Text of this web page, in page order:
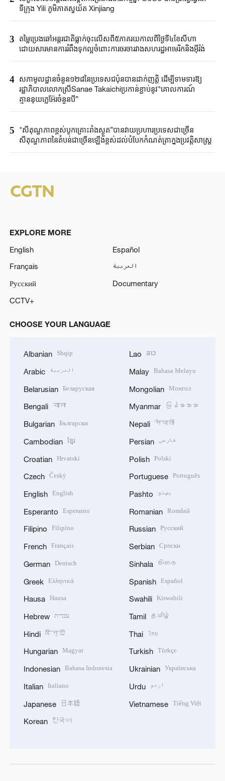
ទីក្រុង ​Yili ​ភូមិភាគ​ស្វយ័ត ​Xinjiang ​
3
តម្លៃប្រេងឆៅ​អន្តរជាតិ​ធ្លាក់ចុះលើសពី​៥ភាគរយ​កាលពី​ថ្ងៃទី៤ខែ​សីហា​
ដោយសារ​មានការរំពឹងទុក​ល្អ​ចំពោះ​ការចរចា​រវាង​សហរដ្ឋអាមេរិក​និងអ៊ីរ៉ង់​
4 សភាមូលដ្ឋានចំនួន១២៨នៃប្រទេសជប៉ុនបានដាក់ញត្តិ ដើម្បីទាមទារឱ្យ
រដ្ឋាភិបាលលោកស្រីSanae Takaichiប្រកាន់ខ្ជាប់នូវ"គោលការណ៍
គ្មាននុយក្លេអ៊ែរចំនួនបី”
5
"សីតុណ្ហភាពខ្ពស់បូកគ្រោះរាំងស្ងួត”បានវាយប្រហារប្រទេសជាច្រើន
សីតុណ្ហភាពនៃតំបន់ជាច្រើនឡើងខ្ពស់ដល់បំបែកកំណត់ត្រាក្នុងប្រវត្តិសាស្ត្រ
EXPLORE MORE
English
Español
Français
العربية
Русский
Documentary
CCTV+
CHOOSE YOUR LANGUAGE
Albanian Shqip
Arabic العربية
Belarusian Беларуская
Bengali বাংলা
Bulgarian Български
Cambodian ខ្មែរ
Croatian Hrvatski
Czech Český
English English
Esperanto Esperanto
Filipino Filipino
French Français
German Deutsch
Greek Ελληνικά
Hausa Hausa
Hebrew עברית
Hindi हिन्दी
Hungarian Magyar
Indonesian Bahasa Indonesia
Italian Italiano
Japanese 日本語
Korean 한국어
Lao ລາວ
Malay Bahasa Melayu
Mongolian Монгол
Myanmar မြန်မာဘာသာ
Nepali नेपाली
Persian فارسی
Polish Polski
Portuguese Português
Pashto پښتو
Romanian Română
Russian Русский
Serbian Српски
Sinhala සිංහල
Spanish Español
Swahili Kiswahili
Tamil தமிழ்
Thai ไทย
Turkish Türkçe
Ukrainian Українська
Urdu اردو
Vietnamese Tiếng Việt